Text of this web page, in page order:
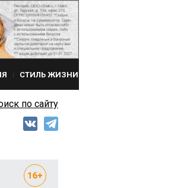
СТИЛЬ ЖИЗНИ
по сайту